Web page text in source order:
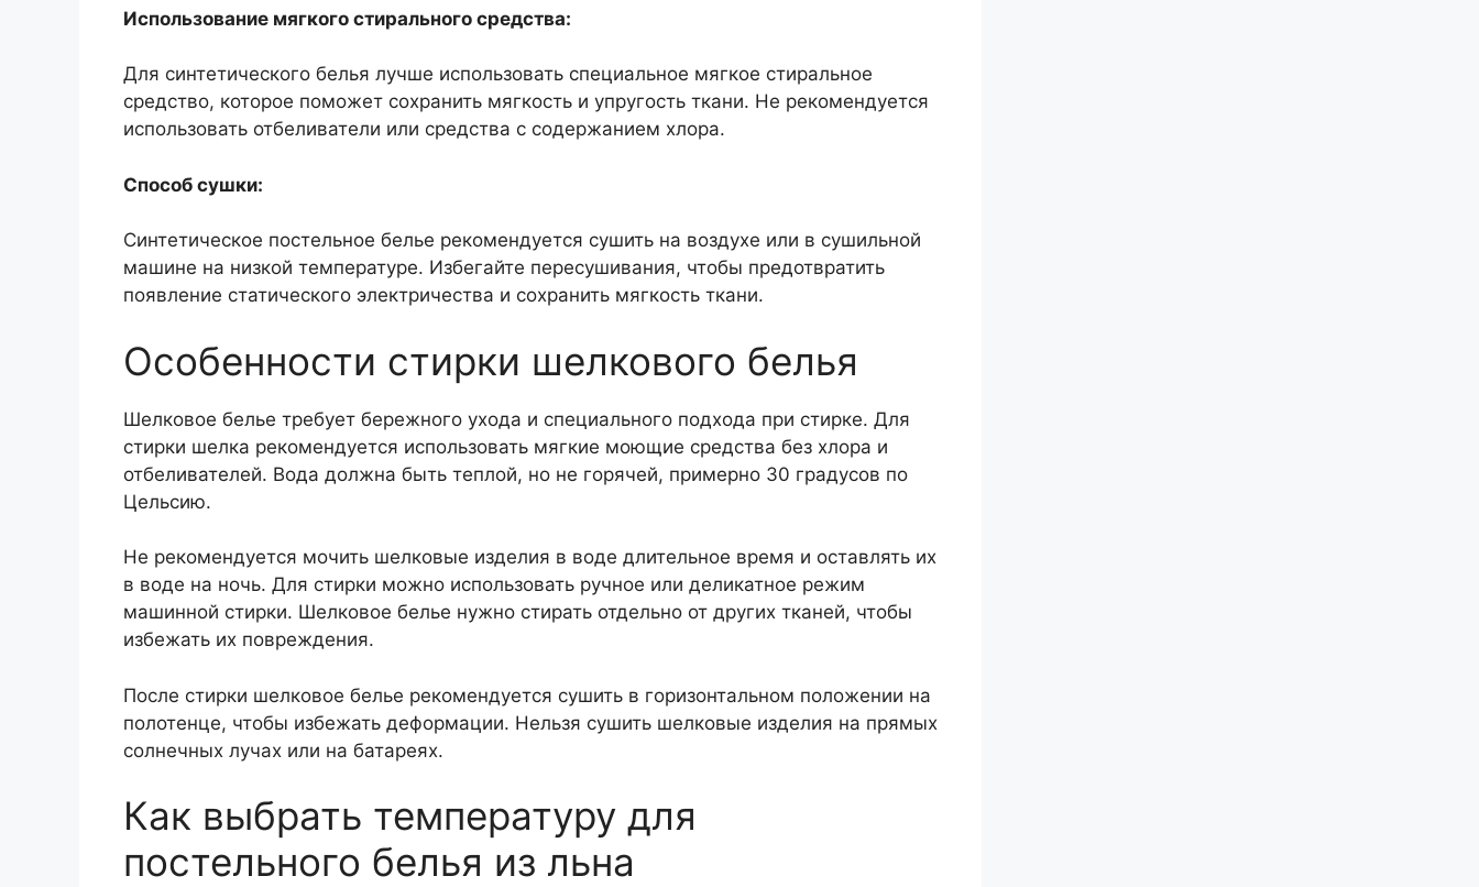
Использование мягкого стирального средства:
Для синтетического белья лучше использовать специальное мягкое стиральное
средство, которое поможет сохранить мягкость и упругость ткани. Не рекомендуется
использовать отбеливатели или средства с содержанием хлора.
Способ сушки:
Синтетическое постельное белье рекомендуется сушить на воздухе или в сушильной
машине на низкой температуре. Избегайте пересушивания, чтобы предотвратить
появление статического электричества и сохранить мягкость ткани.
Особенности стирки шелкового белья
Шелковое белье требует бережного ухода и специального подхода при стирке. Для
стирки шелка рекомендуется использовать мягкие моющие средства без хлора и
отбеливателей. Вода должна быть теплой, но не горячей, примерно 30 градусов по
Цельсию.
Не рекомендуется мочить шелковые изделия в воде длительное время и оставлять их
в воде на ночь. Для стирки можно использовать ручное или деликатное режим
машинной стирки. Шелковое белье нужно стирать отдельно от других тканей, чтобы
избежать их повреждения.
После стирки шелковое белье рекомендуется сушить в горизонтальном положении на
полотенце, чтобы избежать деформации. Нельзя сушить шелковые изделия на прямых
солнечных лучах или на батареях.
Как выбрать температуру для
постельного белья из льна